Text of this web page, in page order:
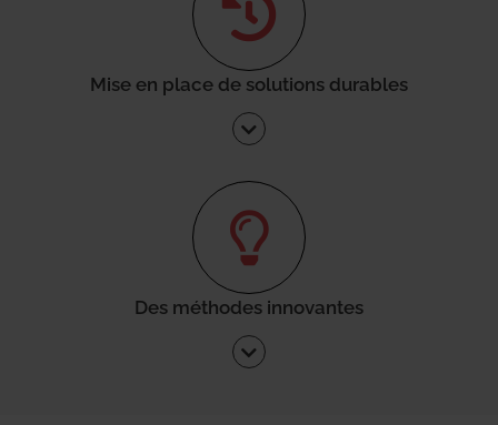
Mise en place de solutions durables
Des méthodes innovantes